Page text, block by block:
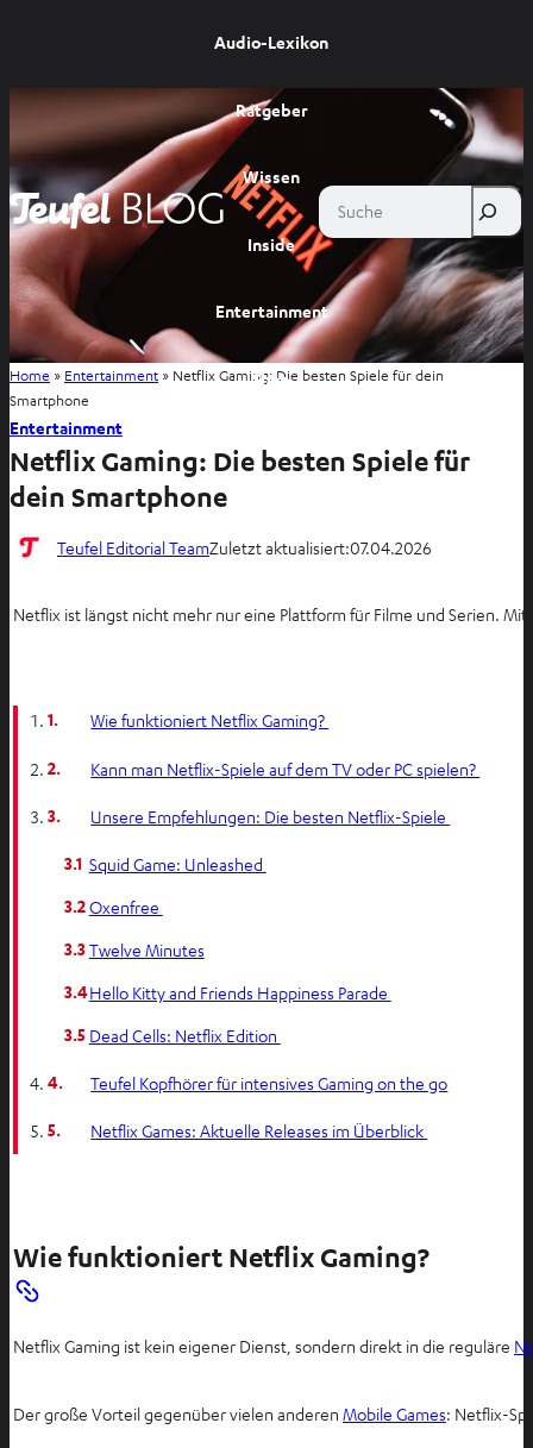
Audio-Lexikon
Ratgeber
Wissen
Inside
Entertainment
Shop
Suche
Home » Entertainment » Netflix Gaming: Die besten Spiele für dein
Smartphone
Entertainment
Netflix Gaming: Die besten Spiele für
dein Smartphone
Teufel Editorial TeamZuletzt aktualisiert:07.04.2026
Netflix ist längst nicht mehr nur eine Plattform für Filme und Serien.
1. Wie funktioniert Netflix Gaming?
2. Kann man Netflix-Spiele auf dem TV oder PC spielen?
3. Unsere Empfehlungen: Die besten Netflix-Spiele
3.1 Squid Game: Unleashed
3.2Oxenfree
3.3Twelve Minutes
3.4Hello Kitty and Friends Happiness Parade
3.5 Dead Cells: Netflix Edition
4. Teufel Kopfhörer für intensives Gaming on the go
5. Netflix Games: Aktuelle Releases im Überblick
Wie funktioniert Netflix Gaming?
Netflix Gaming ist kein eigener Dienst, sondern direkt in die reguläre
Der große Vorteil gegenüber vielen anderen Mobile GamesI: Netflix-